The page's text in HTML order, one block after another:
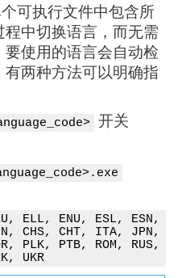
可执行文件中包含所
中切换语言，而无需
使用的语言会自动检
两种方法可以明确指
开关
ELL, ENU, ESL, ESN,
CHS, CHT, ITA, JPN,
PLK, PTB, ROM, RUS,
UKR